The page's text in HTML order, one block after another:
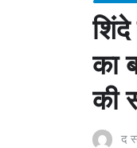
का
की
द